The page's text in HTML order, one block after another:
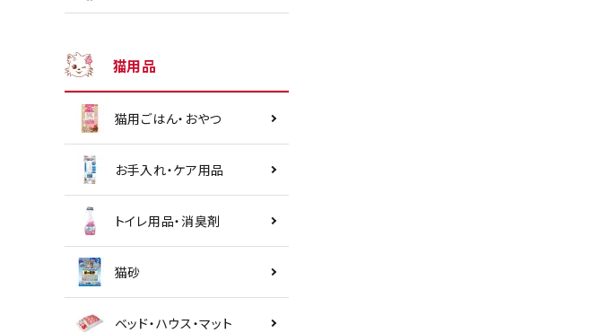
猫用品
猫用ごはん・おやつ
お手入れ・ケア用品
トイレ用品・消臭剤
猫砂
ベッド・ハウス・マット